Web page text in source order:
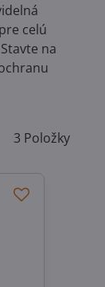
celú
na
3 Položky